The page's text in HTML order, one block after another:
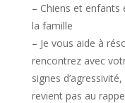
– Chiens et enfants
la famille
– Je vous aide à
rencontrez avec
signes
revient pas au